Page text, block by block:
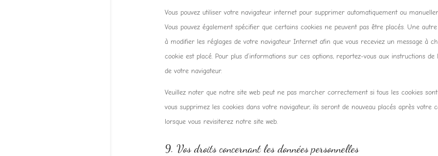
Vous pouvez utiliser votre navigateur internet pour supprimer automatiquement ou
Vous pouvez également spécifier que certains cookies ne peuvent pas être placés. Une
à modifier les réglages de votre navigateur Internet afin que vous receviez un message à
cookie est placé. Pour plus d’informations sur ces options, reportez-vous aux instructions de
de votre navigateur.
Veuillez noter que notre site web peut ne pas marcher correctement si tous les cookies sont
vous supprimez les cookies dans votre navigateur, ils seront de nouveau placés après votre
lorsque vous revisiterez notre site web.
9. Vos droits concernant les données personnelles